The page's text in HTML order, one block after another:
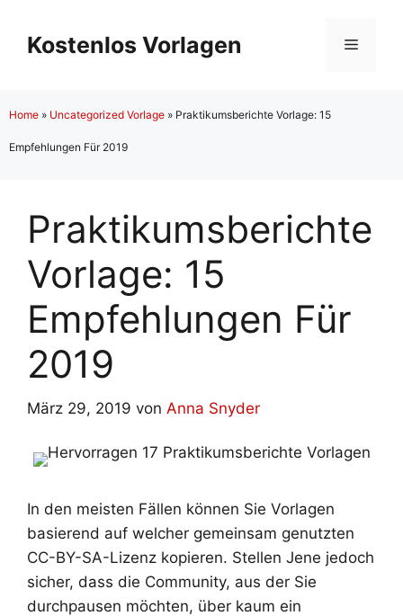
Inhalt
springen
Kostenlos Vorlagen Menü
Home » Uncategorized Vorlage » Praktikumsberichte Vorlage: 15
Empfehlungen Für 2019
Praktikumsberichte
Vorlage: 15
Empfehlungen Für
2019
März 29, 2019 von Anna Snyder
In den meisten Fällen können Sie Vorlagen
basierend auf welcher gemeinsam genutzten
CC-BY-SA-Lizenz kopieren. Stellen Jene jedoch
sicher, dass die Community, aus der Sie
durchpausen möchten, über kaum ein